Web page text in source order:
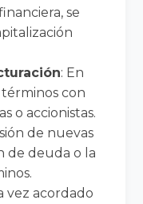
se
: En
términos con
o accionistas.
de nuevas
de deuda o la
vez acordado